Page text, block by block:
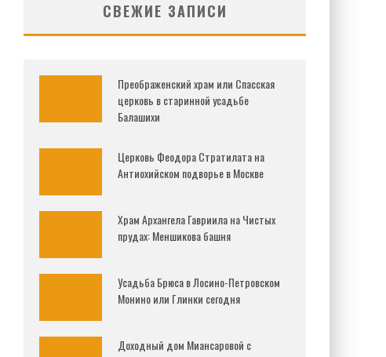
СВЕЖИЕ ЗАПИСИ
Преображенский храм или Спасская
церковь в старинной усадьбе
Балашихи
Церковь Феодора Стратилата на
Антиохийском подворье в Москве
Храм Архангела Гавриила на Чистых
прудах: Меншикова башня
Усадьба Брюса в Лосино-Петровском
Монино или Глинки сегодня
Доходный дом Миансаровой с